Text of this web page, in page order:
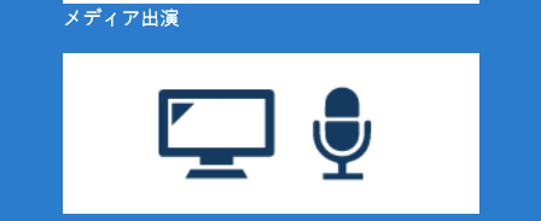
メディア出演